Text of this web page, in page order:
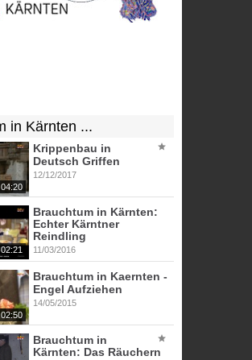
in Kärnten ...
04:20
Krippenbau in
Deutsch Griffen
12/12/2017
02:21
Brauchtum in Kärnten:
Echter Kärntner
Reindling
11/03/2016
02:50
Brauchtum in Kaernten -
Engel Aufziehen
14/05/2015
Brauchtum in
Kärnten: Das Räuchern